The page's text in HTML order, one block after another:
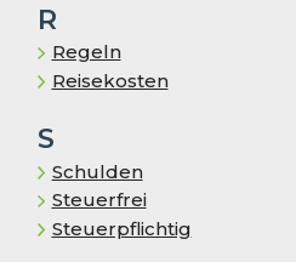
R
Regeln
Reisekosten
S
Schulden
Steuerfrei
Steuerpflichtig